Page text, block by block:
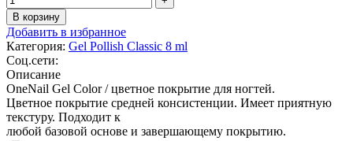
В корзину
Добавить в избранное
Категория: Gel Pollish Classic 8 ml
Соц.сети:
Описание
OneNail Gel Color / цветное покрытие для ногтей.
Цветное покрытие средней консистенции. Имеет приятную
текстуру. Подходит к
любой базовой основе и завершающему покрытию.